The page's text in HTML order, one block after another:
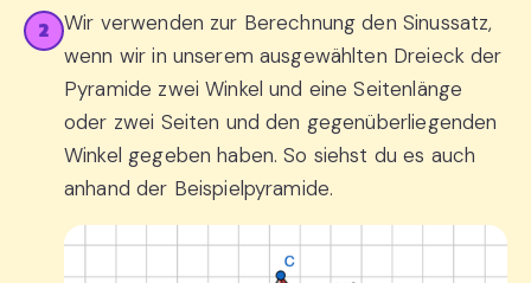
2
Wir verwenden zur Berechnung den Sinussatz,
wenn wir in unserem ausgewählten Dreieck der
Pyramide zwei Winkel und eine Seitenlänge
oder zwei Seiten und den gegenüberliegenden
Winkel gegeben haben. So siehst du es auch
anhand der Beispielpyramide.